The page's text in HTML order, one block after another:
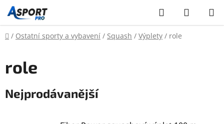
Přejít
na
obsah
Hledat
KOŠÍK
Domů
/ Ostatní sporty a vybavení / Squash / Výplety / role
role
Nejprodávanější